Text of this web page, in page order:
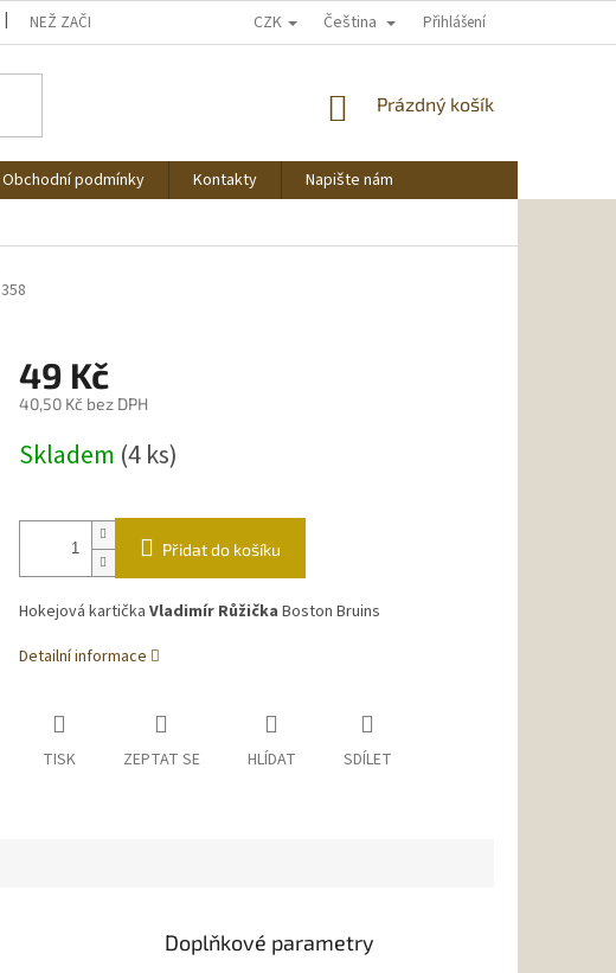
NEŽ ZAČNU NAKUPOVAT CZK Čeština Přihlášení
NÁKUPNÍ
Prázdný košík
Obchodní podmínky Kontakty
Napište nám
358
49 Kč
40,50 Kč bez DPH
cena:
Skladem (4 ks)
Přidat do košíku
Hokejová kartička Vladimír Růžička Boston Bruins
Detailní informace
TISK ZEPTAT SE HLÍDAT SDÍLET
Doplňkové parametry